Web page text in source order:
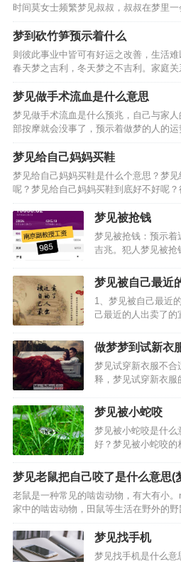
时间莫女士频繁梦见叔叔，叔叔在梦里
士晚上都梦见死去的叔叔，后来莫女士
叔的莫女士还是老梦见叔叔，网友们纷
梦到砍竹笋预示着什么
则彼此事业中皆可有好运之改善，生活
春天梦之吉利，冬天梦之不吉利。家庭
业顺遂，处事应有柔和之态度，全职太
乃是偏财运旺盛之人，心思细腻之人梦
梦见做手术流血是什么意思
梦见做手术流血是什么预兆，自己与家
部按摩就会没事了，预示着做梦的人的运势不错， 5.上学
术流血，预示着做梦的人的运势不好，
梦见给自己妈妈买鞋
梦见给自己妈妈买鞋是什么个意思？梦
呢？梦见给自己妈妈买鞋到底好不好呢
惑。一、梦见给自己妈妈买鞋预示着你
做事情也比较的顺心，二、已婚者梦见
梦见被抢钱
梦见被抢钱：预示着
吉兆。犯人梦见被抢
钱被抢男人梦见钱被
可以慢慢的等待。梦
钱：会有意外的收
梦见被自己最近
1、梦见被自己最近
己最近的人出卖了的
多嘴而出卖了自己。
出卖了，预示生女。
人出卖了，说明经…
做梦梦到试新衣
是什么意思
梦见试穿新衣服不合
释，梦见试穿新衣服
女人梦到挑选新衣服
选新衣服的吉凶，女
已婚女人梦见试穿
梦见被小蛇咬
梦见被小蛇咬是什么
好？梦见被小蛇咬
蛇，我用灭蚊虫的药
我报仇，是条大蟒蛇
蛇，朋友帮着把大
梦见老鼠把自己咬了是什么意思(
老鼠是一种常见的啮齿动物，有大有小
家中的啮齿动物，田鼠等生活在野外的
鼠是宠物鼠:仓鼠。但是对于老鼠咬伤，
至很多人认为这是小问题，就不去重视，
梦见找手机
梦见找手机是什么意